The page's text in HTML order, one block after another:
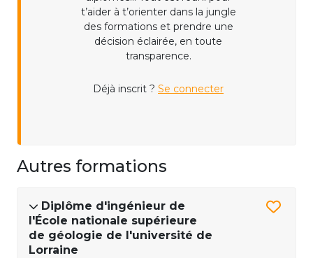
t’aider à t’orienter dans la jungle
des formations et prendre une
décision éclairée, en toute
transparence.
Déjà inscrit ? Se connecter
Autres formations
Diplôme d'ingénieur de
l'École nationale supérieure
de géologie de l'université de
Lorraine